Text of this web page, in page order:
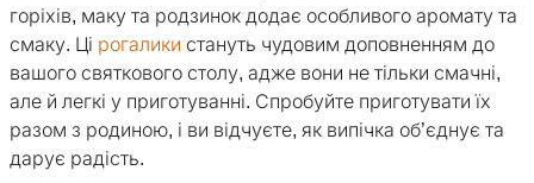
горіхів, маку та родзинок додає особливого аромату та
смаку. Ці рогалики стануть чудовим доповненням до
вашого святкового столу, адже вони не тільки смачні,
але й легкі у приготуванні. Спробуйте приготувати їх
разом з родиною, і ви відчуєте, як випічка об’єднує та
дарує радість.